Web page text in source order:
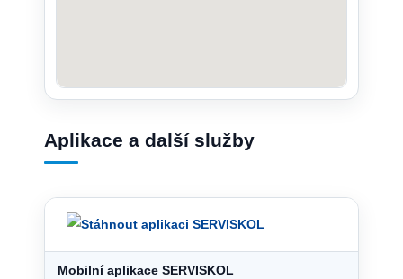
Aplikace a další služby
Mobilní aplikace SERVISKOL